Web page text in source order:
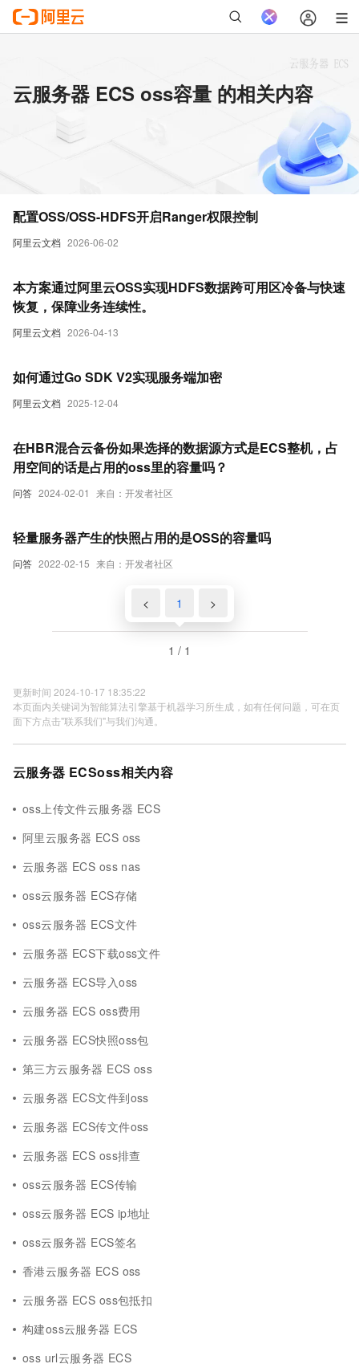
云服务器 ECS oss容量 的相关内容
阿里云文档 2026-06-02
配置OSS/OSS-HDFS开启Ranger权限控制
阿里云文档 2026-04-13
本方案通过阿里云OSS实现HDFS数据跨可用区冷备与快速
恢复，保障业务连续性。
阿里云文档 2025-12-04
如何通过Go SDK V2实现服务端加密
问答 2024-02-01 来自：开发者社区
在HBR混合云备份如果选择的数据源方式是ECS整机，占
用空间的话是占用的oss里的容量吗？
问答 2022-02-15 来自：开发者社区
轻量服务器产生的快照占用的是OSS的容量吗
< 1 >
1 / 1
更新时间 2024-10-17 18:35:22
本页面内关键词为智能算法引擎基于机器学习所生成，如有任何问题，可在页
面下方点击"联系我们"与我们沟通。
云服务器 ECSoss相关内容
oss上传文件云服务器 ECS
阿里云服务器 ECS oss
云服务器 ECS oss nas
oss云服务器 ECS存储
oss云服务器 ECS文件
云服务器 ECS下载oss文件
云服务器 ECS导入oss
云服务器 ECS oss费用
云服务器 ECS快照oss包
第三方云服务器 ECS oss
云服务器 ECS文件到oss
云服务器 ECS传文件oss
云服务器 ECS oss排查
oss云服务器 ECS传输
oss云服务器 ECS ip地址
oss云服务器 ECS签名
香港云服务器 ECS oss
云服务器 ECS oss包抵扣
构建oss云服务器 ECS
oss url云服务器 ECS